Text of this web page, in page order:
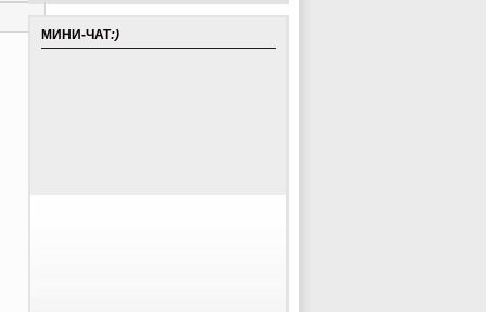
МИНИ-ЧАТ:)